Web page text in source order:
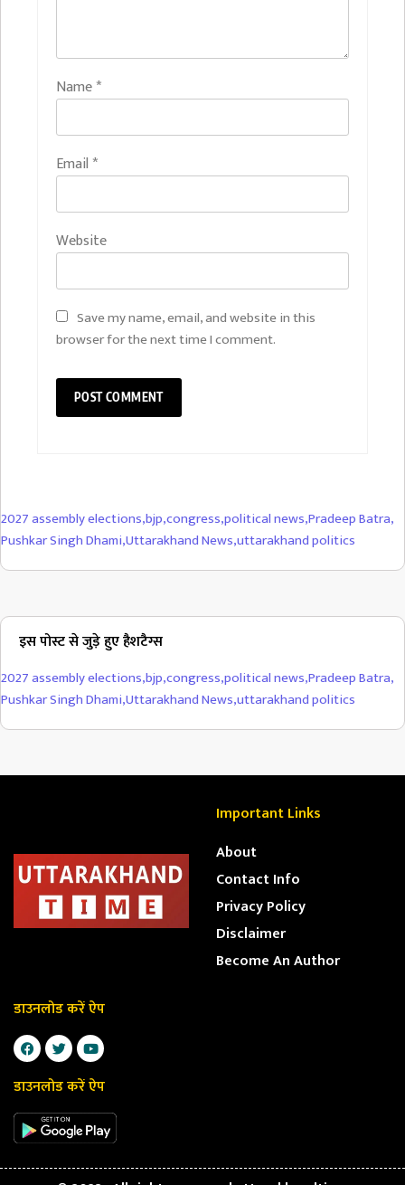
Name*
Email *
Website
Save my name, email, and website in this
browser for the next time I comment.
2027 assembly elections,bjp,congress,political news,Pradeep Batra,
Pushkar Singh Dhami,Uttarakhand News,uttarakhand politics
इस पोस्ट से जुड़े हुए हैशटैग्स
2027 assembly elections,bjp,congress,political news,Pradeep Batra,
Pushkar Singh Dhami,Uttarakhand News,uttarakhand politics
Important Links
About
Contact Info
Privacy Policy
Disclaimer
Become An Author
डाउनलोड करें ऐप
डाउनलोड करें ऐप